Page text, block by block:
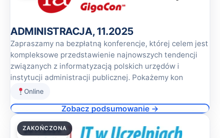
ADMINISTRACJA, 11.2025
Zapraszamy na bezpłatną konferencje, której celem jest
kompleksowe przedstawienie najnowszych tendencji
związanych z informatyzacją polskich urzędów i
instytucji administracji publicznej. Pokażemy kon
Online
Zobacz podsumowanie →
20.11.2025
ZAKOŃCZONA